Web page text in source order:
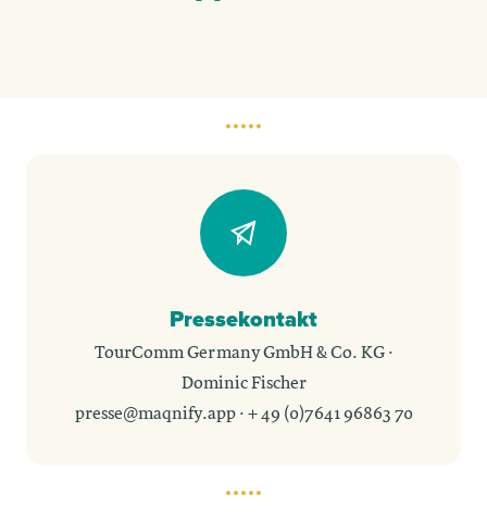
Pressekontakt
TourComm Germany GmbH & Co. KG ·
Dominic Fischer
presse@maqnify.app· + 49 (0)7641 96863 70